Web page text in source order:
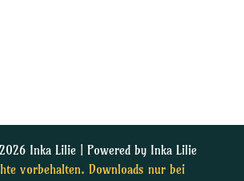
Inka Lilie | Powered by Inka Lilie
vorbehalten. Downloads nur bei